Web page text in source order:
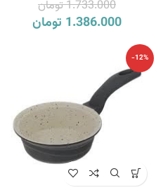
1.733.000تومان
1.386.000 تومان
-12%